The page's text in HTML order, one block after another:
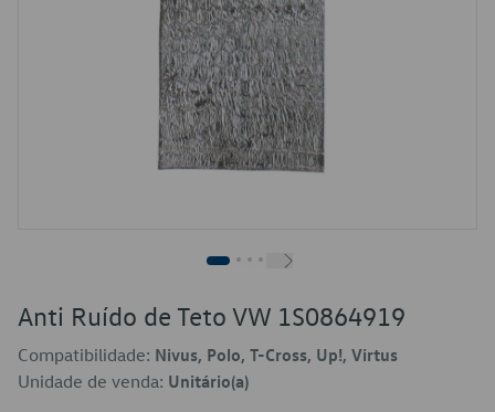
Anti Ruído de Teto VW 1S0864919
Compatibilidade: Nivus, Polo, T-Cross, Up!, Virtus
Unidade de venda: Unitário(a)